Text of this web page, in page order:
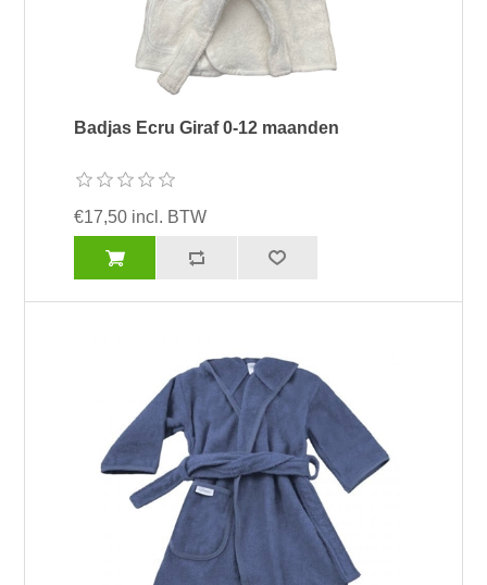
Badjas Ecru Giraf 0-12 maanden
€17,50 incl. BTW